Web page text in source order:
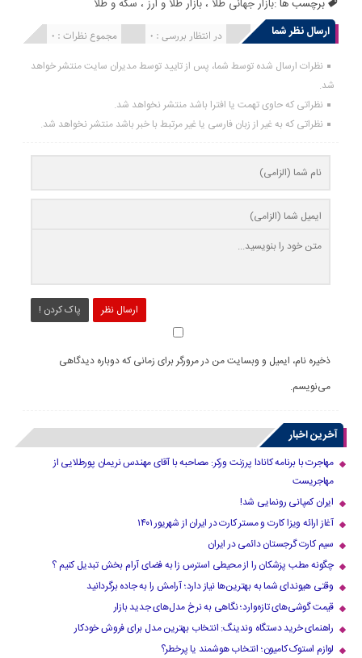
برچسب ها :بازار جهانی طلا ،بازار طلا و ارز ، سکه و طلا
ارسال نظر شما
مجموع نظرات : 0 در انتظار بررسی : 0 انتشار یافته : 0
نظرات ارسال شده توسط شما، پس از تایید توسط مدیران سایت منتشر خواهد
شد.
نظراتی که حاوی تهمت یا افترا باشد منتشر نخواهد شد.
نظراتی که به غیر از زبان فارسی یا غیر مرتبط با خبر باشد منتشر نخواهد شد.
ارسال نظر پاک کردن !
ذخیره نام، ایمیل و وبسایت من در مرورگر برای زمانی که دوباره دیدگاهی
می‌نویسم.
آخرین اخبار
مهاجرت با برنامه کانادا پرزنت ورکر: مصاحبه با آقای مهندس نریمان پورطلایی از
مهاجریست
ایران کمپانی رونمایی شد!
آغاز ارائه ویزا کارت و مستر کارت در ایران از شهریور ۱۴۰۱
سیم کارت گرجستان دائمی در ایران
چگونه مطب پزشکان را از محیطی استرس زا به فضای آرام بخش تبدیل کنیم ؟
وقتی هیوندای شما به بهترین‌ها نیاز دارد؛ آرامش را به جاده برگردانید
قیمت گوشی‌های تازه‌وارد؛ نگاهی به نرخ مدل‌های جدید بازار
راهنمای خرید دستگاه وندینگ: انتخاب بهترین مدل برای فروش خودکار
لوازم استوک کامیون؛ انتخاب هوشمند یا پرخطر؟